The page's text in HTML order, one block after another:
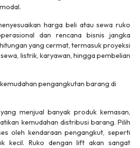
harga beli atau sewa ruko
dan rencana bisnis jangka
yang cermat, termasuk proyeksi
listrik, karyawan, hingga pembelian
pengangkutan barang di
menjual banyak produk kemasan,
kemudahan distribusi barang. Pilih
oleh kendaraan pengangkut, seperti
kecil. Ruko dengan lift akan sangat